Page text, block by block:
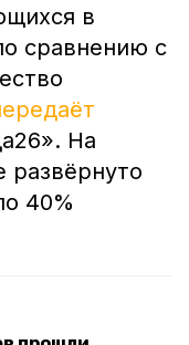
в
сравнению с
На
40%